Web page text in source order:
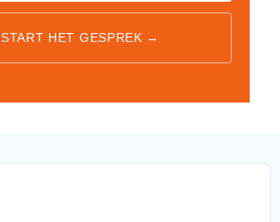
START HET GESPREK →